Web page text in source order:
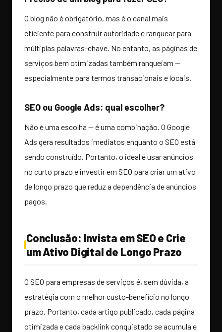
O blog não é obrigatório, mas é o canal mais
eficiente para construir autoridade e ranquear para
múltiplas palavras-chave. No entanto, as páginas de
serviços bem otimizadas também ranqueiam —
especialmente para termos transacionais e locais.
SEO ou Google Ads: qual escolher?
Não é uma escolha — é uma combinação. O Google
Ads gera resultados imediatos enquanto o SEO está
sendo construído. Portanto, o ideal é usar anúncios
no curto prazo e investir em SEO para criar um ativo
de longo prazo que reduz a dependência de anúncios
pagos.
Conclusão: Invista em SEO e Crie
um Ativo Digital de Longo Prazo
O SEO para empresas de serviços é, sem dúvida, a
estratégia com o melhor custo-benefício no longo
prazo. Portanto, cada artigo publicado, cada página
otimizada e cada backlink conquistado se acumula e